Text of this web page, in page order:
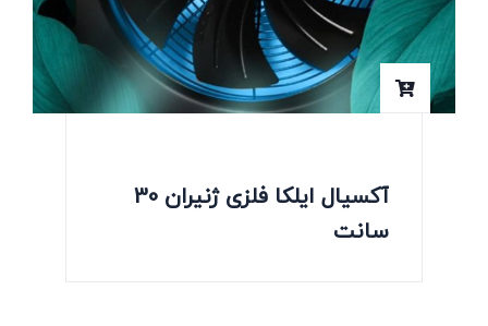
آکسیال ایلکا فلزی ژنیران 30
سانت